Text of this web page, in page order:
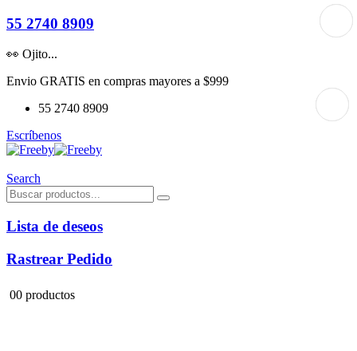
55 2740 8909
👀 Ojito...
Envio GRATIS en compras mayores a $999
55 2740 8909
Escríbenos
Search
Lista de deseos
Rastrear Pedido
00 productos